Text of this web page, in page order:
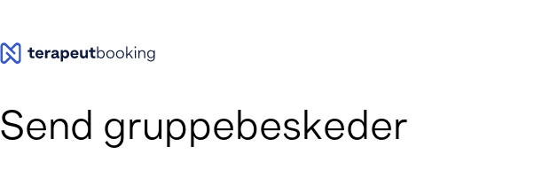
indhold
Send gruppebeskeder